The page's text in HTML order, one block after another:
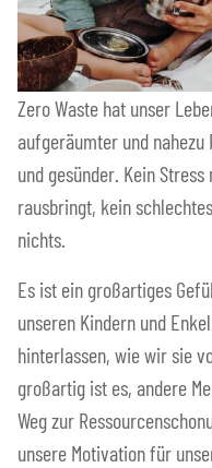
Zero Waste hat unser
aufgeräumter und
und gesünder. Kein
rausbringt, kein
nichts.
Es ist ein großartiges
unseren Kindern und
hinterlassen, wie wir sie
großartig ist es, andere
Weg zur
unsere Motivation für